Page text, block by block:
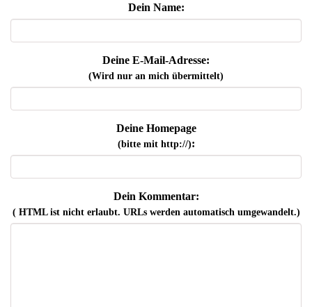
Dein Name:
Deine E-Mail-Adresse:
(Wird nur an mich übermittelt)
Deine Homepage
(bitte mit http://):
Dein Kommentar:
( HTML ist nichterlaubt. URLs werden automatisch umgewandelt.)